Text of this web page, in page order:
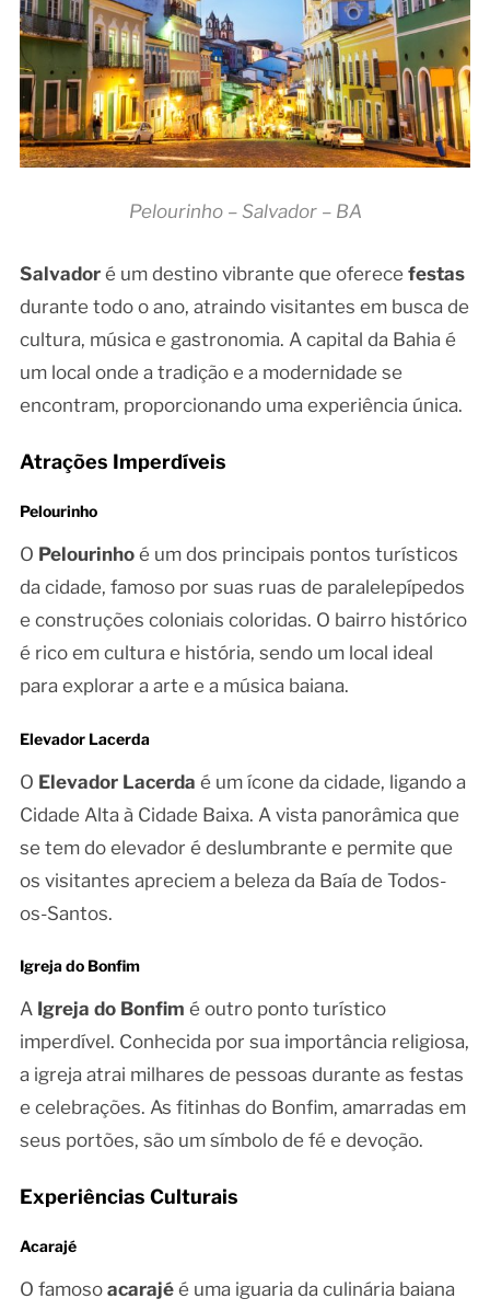
Pelourinho – Salvador – BA
Salvadoré um destino vibrante que oferece festas
durante todo o ano, atraindo visitantes em busca de
cultura, música e gastronomia. A capital da Bahia é
um local onde a tradição e a modernidade se
encontram, proporcionando uma experiência única.
Atrações Imperdíveis
Pelourinho
O Pelourinhoé um dos principais pontos turísticos
da cidade, famoso por suas ruas de paralelepípedos
e construções coloniais coloridas. O bairro histórico
é rico em cultura e história, sendo um local ideal
para explorar a arte e a música baiana.
Elevador Lacerda
O Elevador Lacerda é um ícone da cidade, ligando a
Cidade Alta à Cidade Baixa. A vista panorâmica que
se tem do elevador é deslumbrante e permite que
os visitantes apreciem a beleza da Baía de Todos-
os-Santos.
Igreja do Bonfim
A Igreja do Bonfim é outro ponto turístico
imperdível. Conhecida por sua importância religiosa,
a igreja atrai milhares de pessoas durante as festas
e celebrações. As fitinhas do Bonfim, amarradas em
seus portões, são um símbolo de fé e devoção.
Experiências Culturais
Acarajé
O famoso acarajéé uma iguaria da culinária baiana